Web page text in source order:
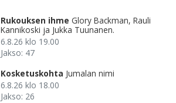
Rukouksen ihme Glory Backman, Rauli
Kannikoski ja Jukka Tuunanen.
6.8.26 klo 19.00
Jakso: 47
Kosketuskohta Jumalan nimi
6.8.26 klo 18.00
Jakso: 26